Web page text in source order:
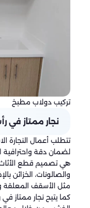
تركيب دولاب مطبخ
نجار ممتاز في
تتطلب أعمال النجارة
لضمان دقة واحترافية
هي تصميم قطع
والصالونات، الخزائن
مثل الأسقف المعلقة
كما يتيح نجار ممتاز